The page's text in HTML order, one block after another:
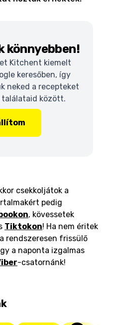
könnyebben!
Kitchent kiemelt
keresőben, így
neked a recepteket
találataid között.
csekkoljátok a
pedig
, kövessetek
Tiktokon! Ha nem éritek
rendszeresen frissülő
a naponta izgalmas
-csatornánk!